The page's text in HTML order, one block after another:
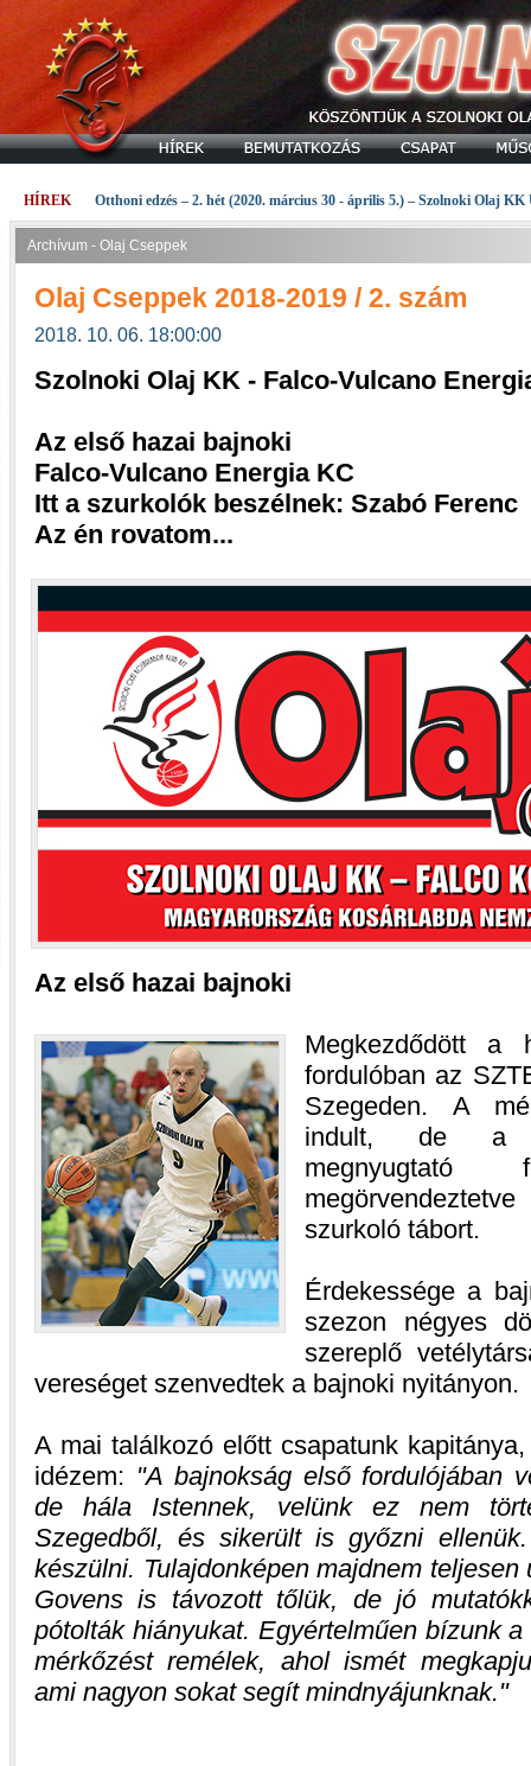
HÍREK Otthoni edzés – 2. hét (2020. március 30 - április 5.) – Szolnoki Olaj KK
Archívum - Olaj Cseppek
Olaj Cseppek 2018-2019 / 2. szám
2018. 10. 06. 18:00:00
Szolnoki Olaj KK - Falco-Vulcano
Az első hazai bajnoki
Falco-Vulcano Energia KC
Itt a szurkolók beszélnek: Szabó Ferenc
Az én rovatom...
Az első hazai bajnoki
Megkezdődött a
fordulóban az
Szegeden. A
indult, de a
szurkoló tábort.
Érdekessége a
szezon négyes
szereplő
vereséget szenvedtek a bajnoki nyitányon.
A mai találkozó előtt csapatunk
idézem:
A bajnokság első fordulójában
de hála Istennek, velünk ez nem
Szegedből, és sikerült is győzni
készülni. Tulajdonképen majdnem
Govens is távozott tőlük, de jó
pótolták hiányukat. Egyértelműen bízunk
mérkőzést remélek, ahol ismét
ami nagyon sokat segít mindnyájunknak.